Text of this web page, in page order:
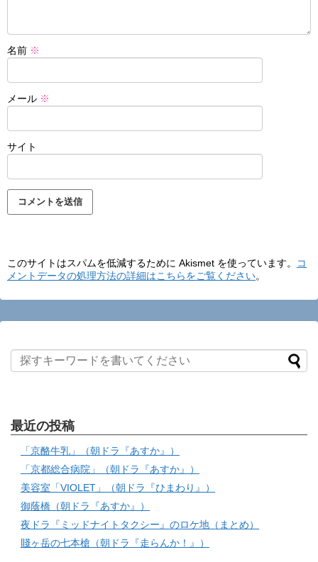
名前 ※
メール ※
サイト
このサイトはスパムを低減するために Akismet を使っています。
コ
メントデータの処理方法の詳細はこちらをご覧ください。
最近の投稿
「京酪牛乳」（朝ドラ『あすか』）
「京都総合病院」（朝ドラ『あすか』）
美容室「VIOLET」（朝ドラ『ひまわり』）
御蔭橋（朝ドラ『あすか』）
夜ドラ『ミッドナイトタクシー』のロケ地（まとめ）
賤ヶ岳の七本槍（朝ドラ『走らんか！』）